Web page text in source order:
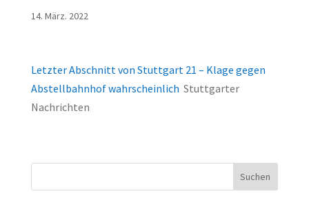
14. März. 2022
Letzter Abschnitt von Stuttgart 21 – Klage gegen
Abstellbahnhof wahrscheinlich Stuttgarter
Nachrichten
Suchen